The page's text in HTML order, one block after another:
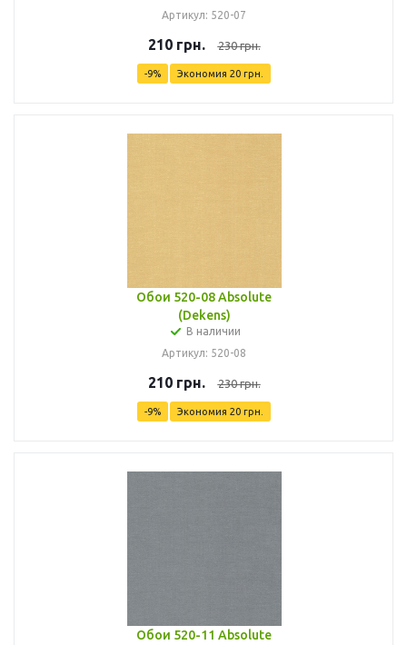
Артикул: 520-07
210грн. 230грн.
-9% Экономия 20 грн.
Обои 520-08 Absolute
(Dekens)
В наличии
Артикул: 520-08
210грн. 230грн.
-9% Экономия 20 грн.
Обои 520-11 Absolute